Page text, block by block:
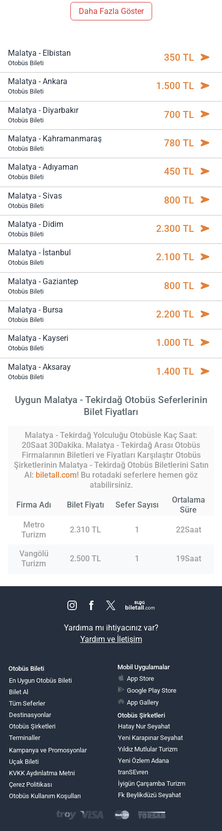
Daha Fazla Göster
Malatya - Elbistan
Otobüs Bileti 350 TL
Malatya - Ankara
Otobüs Bileti 1.500 TL
Malatya - Diyarbakır
Otobüs Bileti 700 TL
Malatya - Kahramanmaraş
Otobüs Bileti 780 TL
Malatya - Adıyaman
Otobüs Bileti 450 TL
Malatya - Sivas
Otobüs Bileti 800 TL
Malatya - Didim
Otobüs Bileti 2.300 TL
Malatya - İstanbul
Otobüs Bileti 2.100 TL
Malatya - Gaziantep
Otobüs Bileti 800 TL
Malatya - Bursa
Otobüs Bileti 2.200 TL
Malatya - Kayseri
Otobüs Bileti 1.000 TL
Malatya - Aksaray
Otobüs Bileti 1.400 TL
Uygun Malatya - Tekirdağ Otobüs Seferlerinin
Bilet Fiyatları
Malatya - Tekirdağ Yolculuğu Otobüsle Kaç Saat:
20Saat 30Dakika. Malatya - Tekirdağ Arası Otobüs
Firmalarının Biletleri ve Fiyatları Karşılaştır Otobüs
Şirketlerinin Malatya - Tekirdağ Otobüs Biletlerini Satın
Al: biletall.com! Bu rotadaki seferlere hemen göz
atabilirsiniz.
Firma Adı Bilet Fiyatı Sefer Sayısı
Ortalama
Süre
Metro
Turizm
2.310 TL 1 22Saat
Vangölü
Turizm
2.500 TL 1 19Saat
Yardıma mı ihtiyacınız var?
Yardım ve İletişim
Otobüs Bileti
En Uygun Otobüs Bileti
Bilet Al
Tüm Seferler
Destinasyonlar
Otobüs Şirketleri
Terminaller
Kampanya ve Promosyonlar
Uçak Bileti
KVKK Aydınlatma Metni
Çerez Politikası
Otobüs Kullanım Koşulları
Mobil Uygulamalar
App Store
Google Play Store
App Gallery
Otobüs Şirketleri
Hatay Nur Seyahat
Yeni Karapınar Seyahat
Yıldız Mutlular Turizm
Yeni Özlem Adana
tranSEvren
İyigün Çarşamba Turizm
Fk Beylikdüzü Seyahat